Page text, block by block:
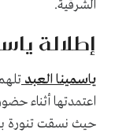
الشرقية.
إطلالة
ياسمينا العبد
اعتمدتها أثناء
حيث نسقت تنورة